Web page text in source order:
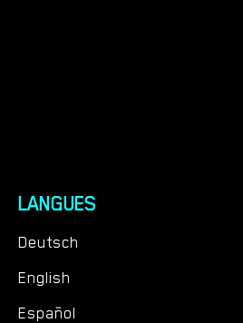
LANGUES
Deutsch
English
Español